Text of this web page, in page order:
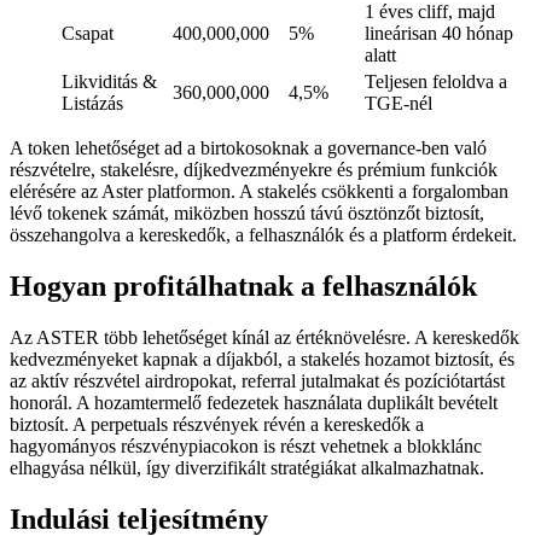
Csapat 400,000,000 5%
1 éves cliff, majd
lineárisan 40 hónap
alatt
Likviditás &
Listázás
360,000,000 4,5%
Teljesen feloldva a
TGE-nél
A token lehetőséget ad a birtokosoknak a governance-ben való
részvételre, stakelésre, díjkedvezményekre és prémium funkciók
elérésére az Aster platformon. A stakelés csökkenti a forgalomban
lévő tokenek számát, miközben hosszú távú ösztönzőt biztosít,
összehangolva a kereskedők, a felhasználók és a platform érdekeit.
Hogyan profitálhatnak a felhasználók
Az ASTER több lehetőséget kínál az értéknövelésre. A kereskedők
kedvezményeket kapnak a díjakból, a stakelés hozamot biztosít, és
az aktív részvétel airdropokat, referral jutalmakat és pozíciótartást
honorál. A hozamtermelő fedezetek használata duplikált bevételt
biztosít. A perpetuals részvények révén a kereskedők a
hagyományos részvénypiacokon is részt vehetnek a blokklánc
elhagyása nélkül, így diverzifikált stratégiákat alkalmazhatnak.
Indulási teljesítmény